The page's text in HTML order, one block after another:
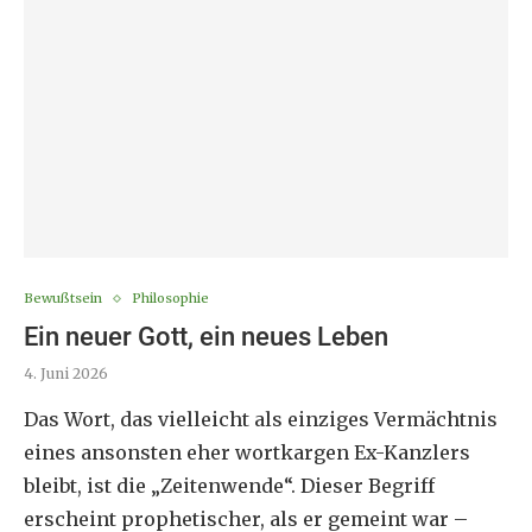
Bewußtsein Philosophie
Ein neuer Gott, ein neues Leben
4. Juni 2026
Das Wort, das vielleicht als einziges Vermächtnis
eines ansonsten eher wortkargen Ex-Kanzlers
bleibt, ist die „Zeitenwende“. Dieser Begriff
erscheint prophetischer, als er gemeint war –